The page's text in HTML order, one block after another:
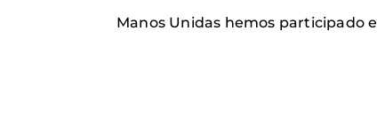
Manos Unidas hemos participado